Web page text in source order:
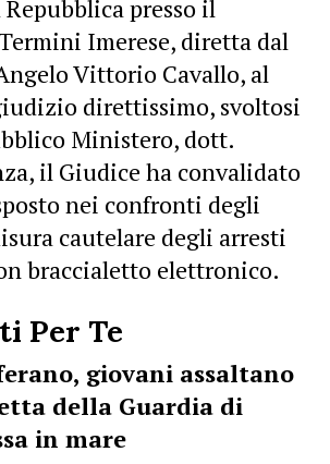
presso il
Imerese, diretta dal
Vittorio Cavallo, al
direttissimo, svoltosi
Ministero, dott.
il Giudice ha convalidato
nei confronti degli
cautelare degli arresti
braccialetto elettronico.
Per Te
giovani assaltano
della Guardia di
in mare